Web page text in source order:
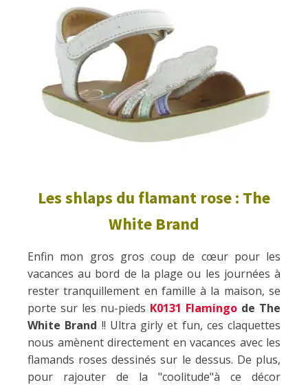
Les shlaps du flamant rose : The
White Brand
Enfin mon gros gros coup de cœur pour les
vacances au bord de la plage ou les journées à
rester tranquillement en famille à la maison, se
porte sur les nu-pieds K0131 Flamingo de The
White Brand !! Ultra girly et fun, ces claquettes
nous amènent directement en vacances avec les
flamands roses dessinés sur le dessus. De plus,
pour rajouter de la "coolitude"à ce décor